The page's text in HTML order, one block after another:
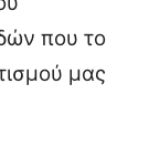
που το
μας